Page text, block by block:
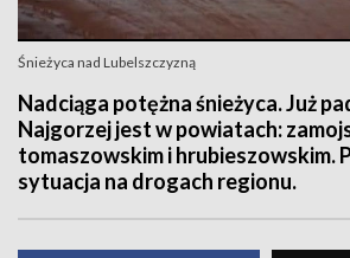
Śnieżyca nad Lubelszczyzną
Nadciąga potężna śnieżyca. Już
Najgorzej jest w powiatach:
tomaszowskim i hrubieszowskim.
sytuacja na drogach regionu.